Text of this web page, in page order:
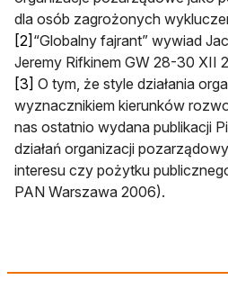
dla osób zagrożonych
[2] “Globalny fajrant” wywiad
Jeremy Rifkinem GW 28-30 XII
[3] O tym, że style działania
wyznacznikiem kierunków
nas ostatnio wydana publikacji
działań organizacji
interesu czy pożytku
PAN Warszawa 2006).